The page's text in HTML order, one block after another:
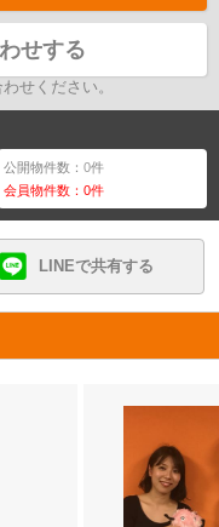
せする
せください。
公開物件数：0件
会員物件数：0件
LINEで共有する